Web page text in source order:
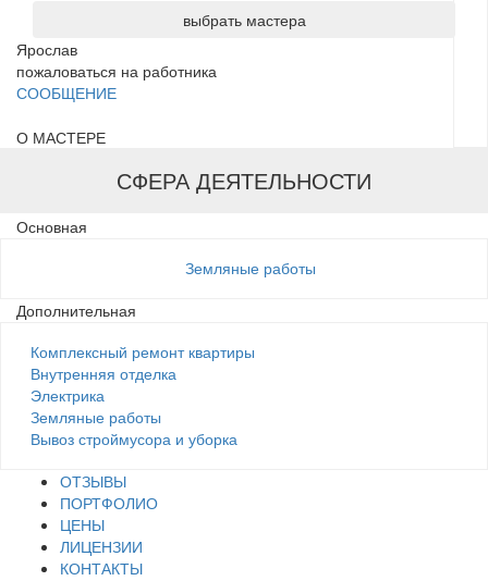
выбрать мастера
Ярослав
пожаловаться на работника
СООБЩЕНИЕ
О МАСТЕРЕ
СФЕРА ДЕЯТЕЛЬНОСТИ
Основная
Земляные работы
Дополнительная
Комплексный ремонт квартиры
Внутренняя отделка
Электрика
Земляные работы
Вывоз строймусора и уборка
ОТЗЫВЫ
ПОРТФОЛИО
ЦЕНЫ
ЛИЦЕНЗИИ
КОНТАКТЫ